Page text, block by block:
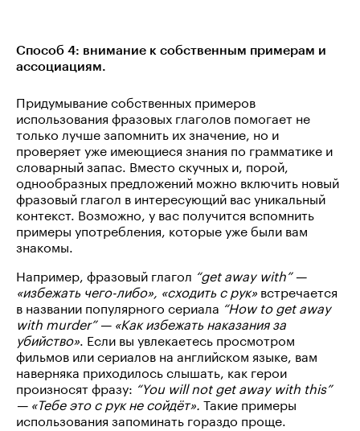
Способ 4: внимание к собственным примерам и
ассоциациям.
Придумывание собственных примеров
использования фразовых глаголов помогает не
только лучше запомнить их значение, но и
проверяет уже имеющиеся знания по грамматике и
словарный запас. Вместо скучных и, порой,
однообразных предложений можно включить новый
фразовый глагол в интересующий вас уникальный
контекст. Возможно, у вас получится вспомнить
примеры употребления, которые уже были вам
знакомы.
Например, фразовый глагол “get away with” —
«избежать чего-либо», «сходить с рук» встречается
в названии популярного сериала “How to get away
with murder” — «Как избежать наказания за
убийство». Если вы увлекаетесь просмотром
фильмов или сериалов на английском языке, вам
наверняка приходилось слышать, как герои
произносят фразу: “You will not get away with this”
— «Тебе это с рук не сойдёт». Такие примеры
использования запоминать гораздо проще.